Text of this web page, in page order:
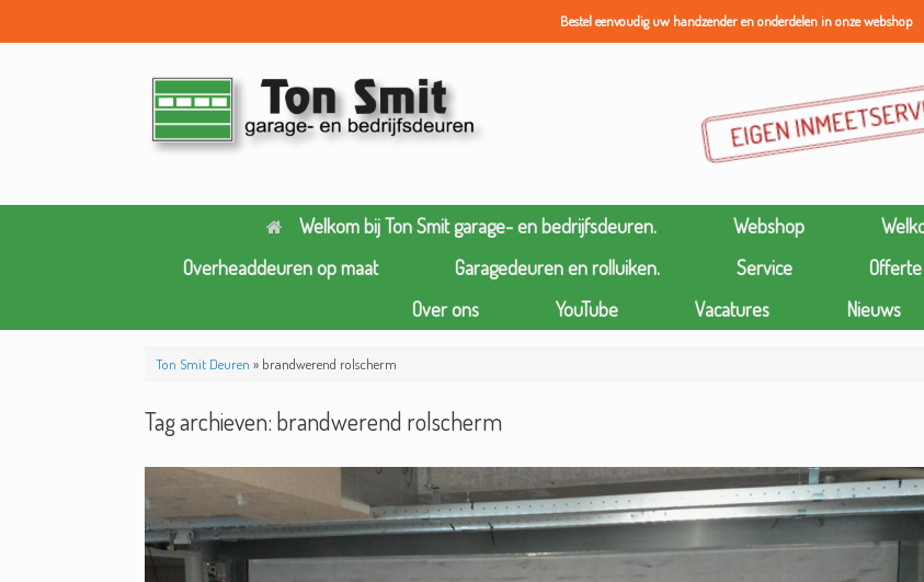
Bestel eenvoudig uw handzender en onderdelen in onze webshop
Welkom bij Ton Smit garage- en bedrijfsdeuren. Webshop
Overheaddeuren op maat
Garagedeuren en rolluiken. Service
Over ons
YouTube Vacatures Nieuws
Ton Smit Deuren » brandwerend rolscherm
Tag archieven: brandwerend rolscherm